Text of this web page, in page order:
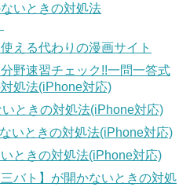
いときの対処法
える代わりの漫画サイト
野速習チェック!!一問一答式
処法(iPhone対応)
ときの対処法(iPhone対応)
いときの対処法(iPhone対応)
ときの対処法(iPhone対応)
バト】が開かないときの対処